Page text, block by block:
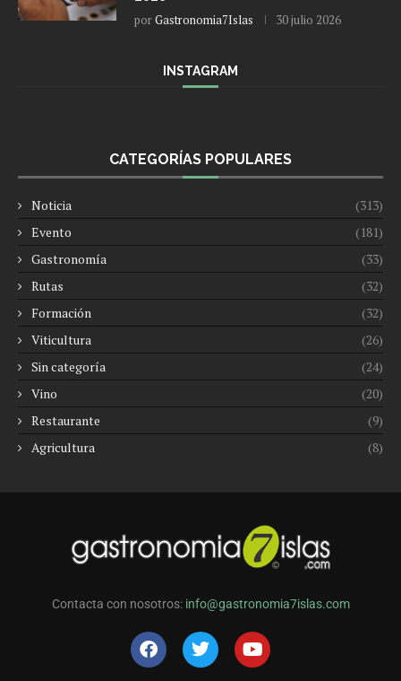
porGastronomia7Islas 30 julio 2026
INSTAGRAM
CATEGORÍAS POPULARES
Noticia
(313)
Evento
(181)
Gastronomía
(33)
Rutas
(32)
Formación
(32)
Viticultura
(26)
Sin categoría
(24)
Vino
(20)
Restaurante
(9)
Agricultura
(8)
Contacta con nosotros: info@gastronomia7islas.com